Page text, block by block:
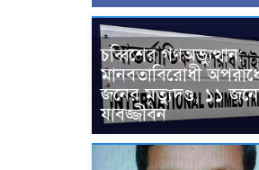
চব্বিশের গণঅভ্যুত্থান:
মানবতাবিরোধী
জনের মৃত্যুদণ্ড, ১১
যাবজ্জীবন